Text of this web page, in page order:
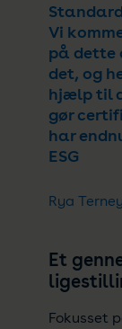
Vi
på dette
det, og
hjælp til
gør
har
ESG
Rya Terney
Et
Fokusset